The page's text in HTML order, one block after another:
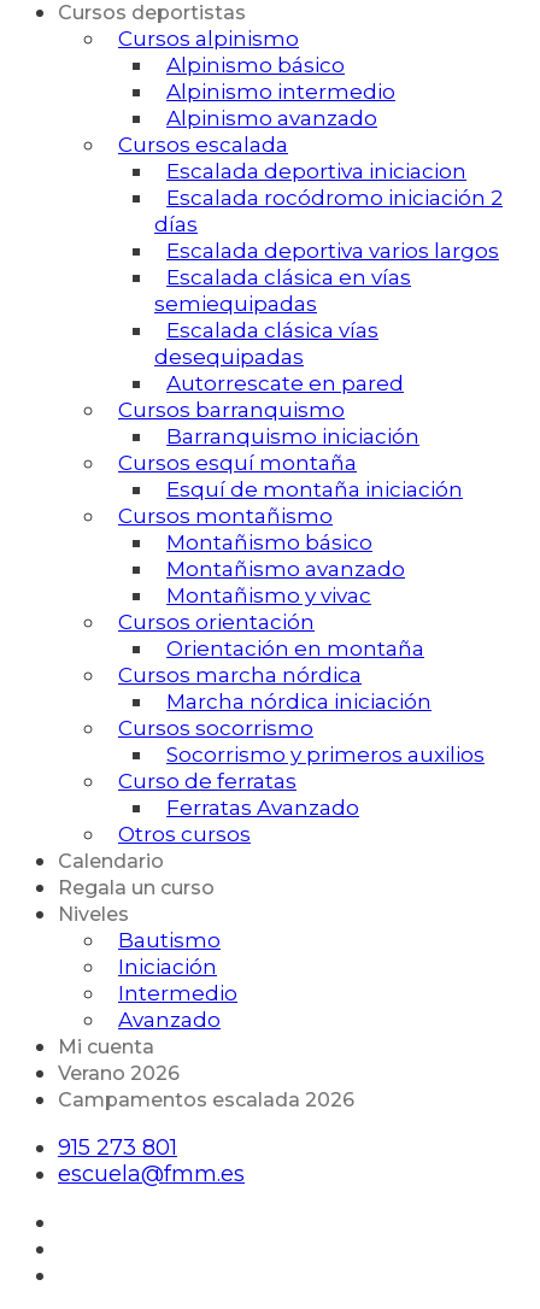
Cursos deportistas
Cursos alpinismo
Alpinismo básico
Alpinismo intermedio
Alpinismo avanzado
Cursos escalada
Escalada deportiva iniciacion
Escalada rocódromo iniciación 2
días
Escalada deportiva varios largos
Escalada clásica en vías
semiequipadas
Escalada clásica vías
desequipadas
Autorrescate en pared
Cursos barranquismo
Barranquismo iniciación
Cursos esquí montaña
Esquí de montaña iniciación
Cursos montañismo
Montañismo básico
Montañismo avanzado
Montañismo y vivac
Cursos orientación
Orientación en montaña
Cursos marcha nórdica
Marcha nórdica iniciación
Cursos socorrismo
Socorrismo y primeros auxilios
Curso de ferratas
Ferratas Avanzado
Otros cursos
Calendario
Regala un curso
Niveles
Bautismo
Iniciación
Intermedio
Avanzado
Mi cuenta
Verano 2026
Campamentos escalada 2026
915 273 801
escuela@fmm.es